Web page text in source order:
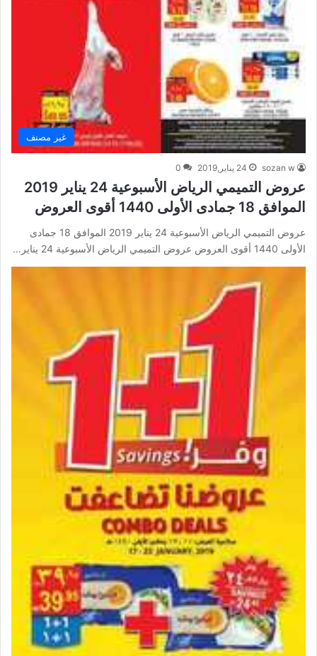
غير مصنف
sozan w 24 يناير,2019 0
عروض التميمي الرياض الأسبوعية 24 يناير 2019
الموافق 18 جمادى الأولى 1440 أقوى العروض
عروض التميمي الرياض الأسبوعية 24 يناير 2019 الموافق 18 جمادى
الأولى 1440 أقوى العروض عروض التميمي الرياض الأسبوعية 24 يناير…